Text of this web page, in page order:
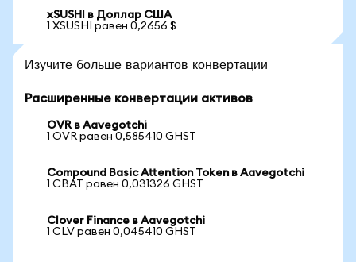
xSUSHI в Доллар США
1 XSUSHI равен 0,2656 $
Изучите больше вариантов конвертации
Расширенные конвертации активов
OVR в Aavegotchi
1 OVR равен 0,585410 GHST
Compound Basic Attention Token в Aavegotchi
1 CBAT равен 0,031326 GHST
Clover Finance в Aavegotchi
1 CLV равен 0,045410 GHST